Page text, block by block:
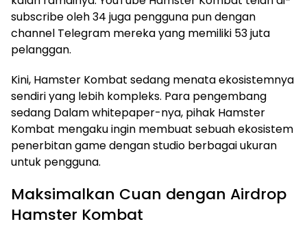
subscribe oleh 34 juga pengguna pun dengan
channel Telegram mereka yang memiliki 53 juta
pelanggan.
Kini, Hamster Kombat sedang menata ekosistemnya
sendiri yang lebih kompleks. Para pengembang
sedang Dalam whitepaper-nya, pihak Hamster
Kombat mengaku ingin membuat sebuah ekosistem
penerbitan game dengan studio berbagai ukuran
untuk pengguna.
Maksimalkan Cuan dengan Airdrop
Hamster Kombat